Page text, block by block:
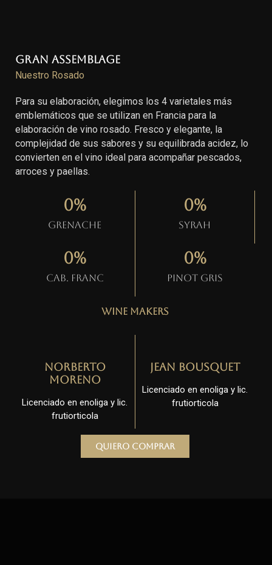
Gran Assemblage
Nuestro Rosado
Para su elaboración, elegimos los 4 varietales más
emblemáticos que se utilizan en Francia para la
elaboración de vino rosado. Fresco y elegante, la
complejidad de sus sabores y su equilibrada acidez, lo
convierten en el vino ideal para acompañar pescados,
arroces y paellas.
Grenache
0%
Syrah
0%
Cab. Franc
0%
Pinot gris
0%
Wine Makers
Norberto
Moreno
Licenciado en enoliga y lic.
frutiorticola
Jean Bousquet
Licenciado en enoliga y lic.
frutiorticola
Quiero comprar